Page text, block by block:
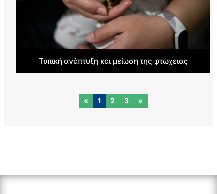
Τοπική ανάπτυξη και μείωση της φτώχειας
« 1 2 3 »